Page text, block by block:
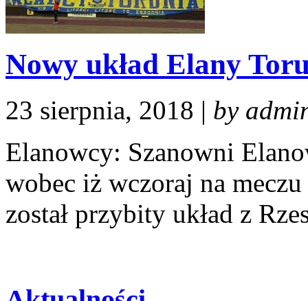
Nowy układ Elany
23 sierpnia, 2018 | by
Elanowcy: Szanowni
wobec iż wczoraj na
został przybity układ z